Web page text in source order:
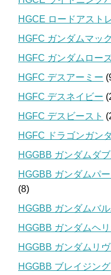
HGCE ロードアスト
HGFC ガンダムマッ
HGFC ガンダムロー
HGFC デスアーミー
HGFC デスネイビー
HGFC デスビースト
HGFC ドラゴンガン
HGGBB ガンダムダ
HGGBB ガンダムパ
(8)
HGGBB ガンダムバ
HGGBB ガンダムヘ
HGGBB ガンダムリ
HGGBB ブレイジン